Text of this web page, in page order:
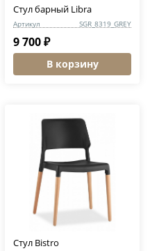
Стул барный Libra
Артикул SGR_8319_GREY
9 700 ₽
В корзину
Стул Bistro